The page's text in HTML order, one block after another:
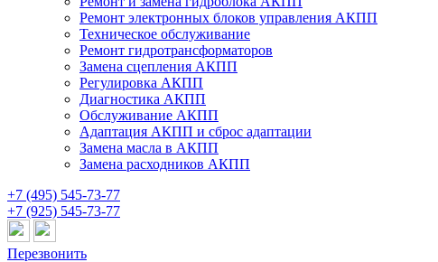
Ремонт электронных блоков управления АКПП
Техническое обслуживание
Ремонт гидротрансформаторов
Замена сцепления АКПП
Регулировка АКПП
Диагностика АКПП
Обслуживание АКПП
Адаптация АКПП и сброс адаптации
Замена масла в АКПП
Замена расходников АКПП
+7 (495) 545-73-77
+7 (925) 545-73-77
Перезвонить